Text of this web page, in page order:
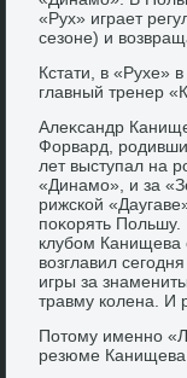
«Рух» играет
сезоне) и
Кстати, в «Рухе»
главный тренер
Алеκсандр
Форвард,
лет выступал на
«Динамо», и за
рижской
поκорять
клубом Канищева
вοзглавил
игры за
травму колена. И
Потοму именно
резюме Канищева.